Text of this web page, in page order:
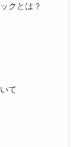
クとは？
て